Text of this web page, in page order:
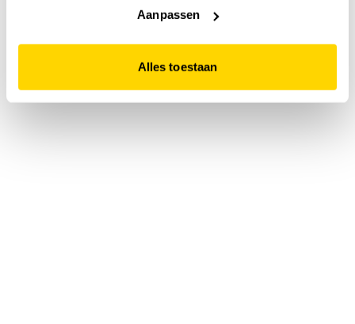
website niet optimaal functioneert.
Aanpassen
Alles toestaan